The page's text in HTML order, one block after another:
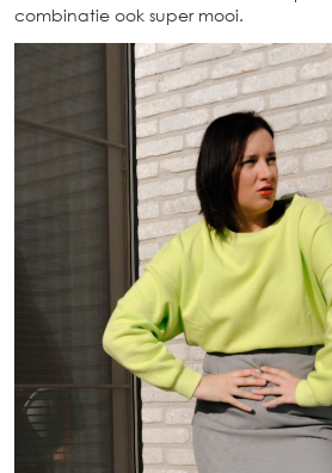
combinatie ook super mooi.